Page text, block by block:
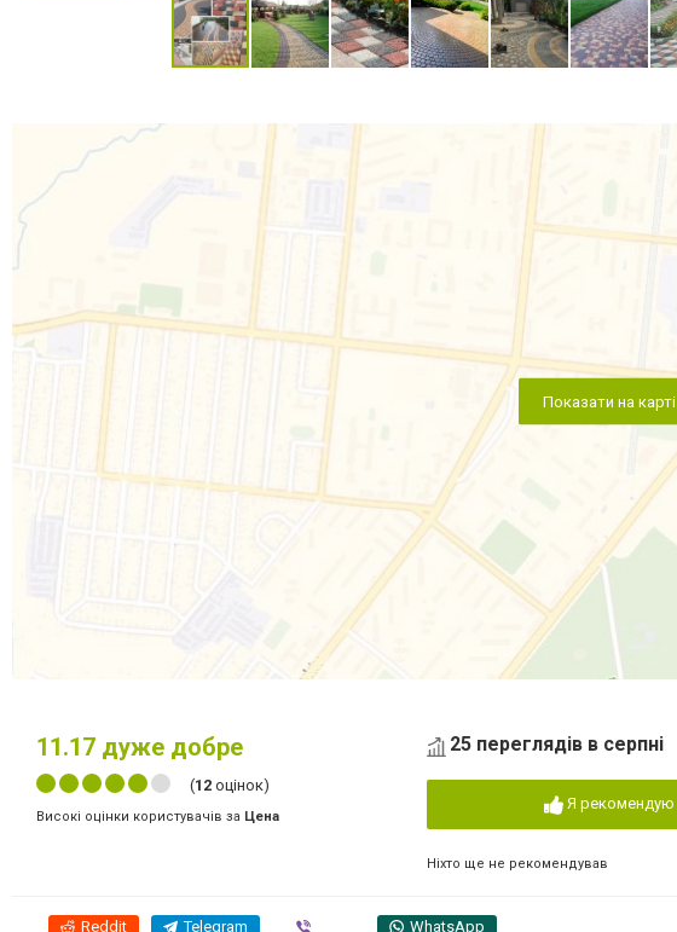
Показати на карті
11.17 дуже добре
(12 оцінок)
Високі оцінки користувачів за Цена
25 переглядів в серпні
Я рекомендую
Ніхто ще не рекомендував
Reddit Telegram WhatsApp